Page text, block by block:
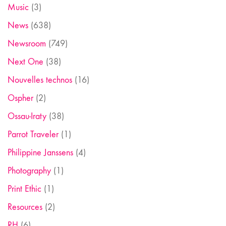
Music (3)
News (638)
Newsroom (749)
Next One (38)
Nouvelles technos (16)
Ospher(2)
Ossau-Iraty (38)
Parrot Traveler(1)
Philippine Janssens (4)
Photography (1)
Print Ethic (1)
Resources (2)